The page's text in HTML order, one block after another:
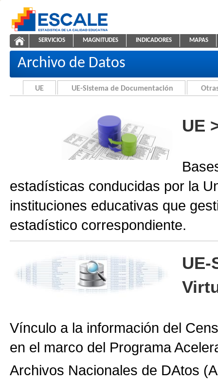
ESCALE - Unidad de Estadística Educativa
Archivo de Datos
NAVEGACIÓN
SERVICIOS MAGNITUDES INDICADORES MAPAS
Archivo de Datos
UE UE-Sistema de Documentación
UE
estadísticas conducidas por la
instituciones educativas que
estadístico correspondiente.
UE-
Vínculo a la información del
en el marco del Programa
Archivos Nacionales de DAtos